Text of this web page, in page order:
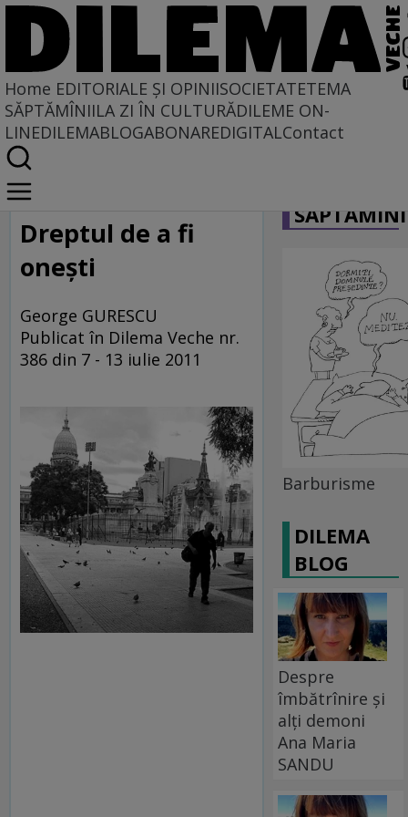
Home EDITORIALE ȘI OPINIISOCIETATETEMA
SĂPTĂMÎNIILA ZI ÎN CULTURĂDILEME ON-
LINEDILEMABLOGABONAREDIGITALContact
Home
Studii Postuniversitare
Dreptul de a fi
oneşti
George GURESCU
Publicat în Dilema Veche nr.
386 din 7 - 13 iulie 2011
Barburisme
DILEMA
BLOG
Despre
îmbătrînire și
alți demoni
Ana Maria
SANDU